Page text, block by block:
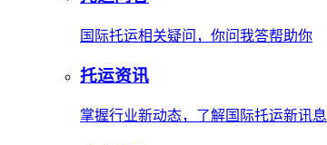
国际托运相关疑问，你问我答帮助你
托运资讯
掌握行业新动态，了解国际托运新讯息